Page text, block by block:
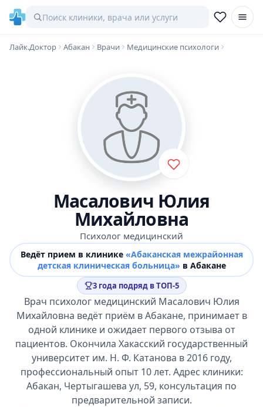
Лайк.Доктор Абакан Врачи Медицинские психологи
Масалович Юлия
Михайловна
Психолог медицинский
Ведёт прием в клинике «Абаканская межрайонная
детская клиническая больница» в Абакане
3 года подряд в ТОП-5
Врач психолог медицинский Масалович Юлия
Михайловна ведёт приём в Абакане, принимает в
одной клинике и ожидает первого отзыва от
пациентов. Окончила Хакасский государственный
университет им. Н. Ф. Катанова в 2016 году,
профессиональный опыт 10 лет. Адрес клиники:
Абакан, Чертыгашева ул, 59, консультация по
предварительной записи.